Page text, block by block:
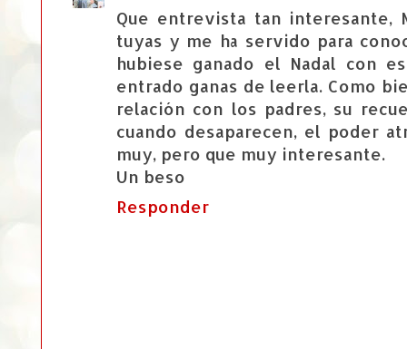
Que entrevista tan interesante,
tuyas y me ha servido para
hubiese ganado el Nadal con
entrado ganas de leerla. Como
relación con los padres, su
cuando desaparecen, el poder
muy, pero que muy interesante.
Un beso
Responder